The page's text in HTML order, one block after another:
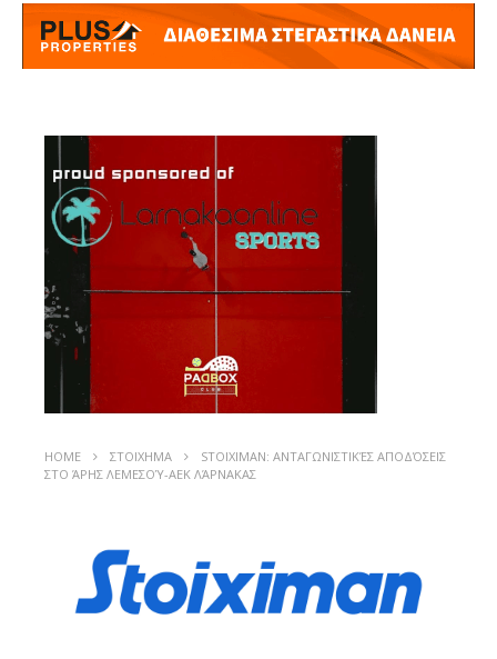
HOME ΣΤΟΙΧΗΜΑ
STOIXIMAN: ΑΝΤΑΓΩΝΙΣΤΙΚΈΣ ΑΠΟΔΌΣΕΙΣ
ΣΤΟ ΆΡΗΣ ΛΕΜΕΣΟΎ-ΑΕΚ ΛΆΡΝΑΚΑΣ